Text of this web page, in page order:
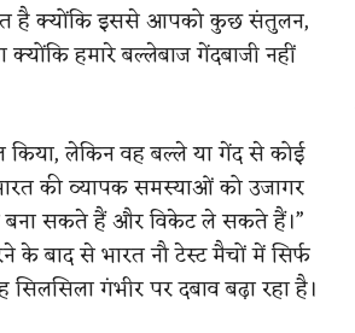
है क्योंकि इससे आपको कुछ संतुलन,
हमारे बल्लेबाज गेंदबाजी नहीं
किया, लेकिन वह बल्ले या गेंद से कोई
की व्यापक समस्याओं को उजागर
बना सकते हैं और विकेट ले सकते हैं।”
के बाद से भारत नौ टेस्ट मैचों में सिर्फ
गंभीर पर दबाव बढ़ा रहा है।